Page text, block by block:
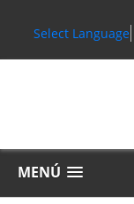
Select Language
MENÚ